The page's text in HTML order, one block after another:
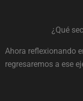
¿Qué
Ahora reflexionando
regresaremos a ese